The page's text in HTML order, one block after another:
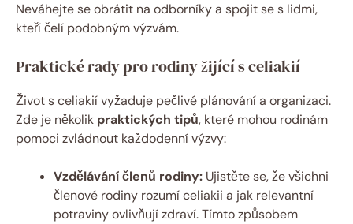
Neváhejte se obrátit na odborníky a spojit se s lidmi,
kteří čelí podobným výzvám.
Praktické rady pro rodiny žijící s celiakií
Život s celiakií vyžaduje pečlivé plánování a organizaci.
Zde je několik praktických tipů, které mohou rodinám
pomoci zvládnout každodenní výzvy:
Vzdělávání členů rodiny: Ujistěte se, že všichni
členové rodiny rozumí celiakii a jak relevantní
potraviny ovlivňují zdraví. Tímto způsobem